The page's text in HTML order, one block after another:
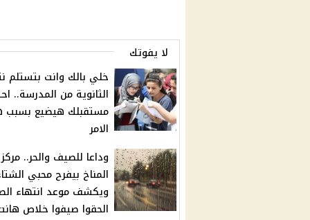
لا يفوتك
خلي بالك وانت بتستلم
الثانوية من المدرسة..
مستقبلك هيضيع بسبب
الامر
وداعا للصيف والحر.. مركز
المناخ بيفرح محبي
ويكشف موعد انتهاء
الحقوا صيفوا خلاص